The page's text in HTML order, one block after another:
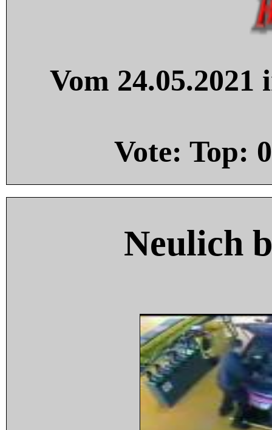
Vom
Vote: Top: 0
Neulich